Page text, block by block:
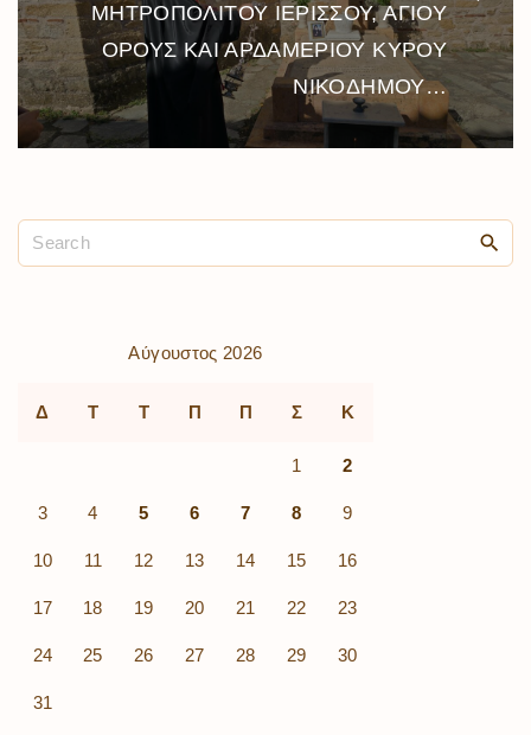
ΜΗΤΡΟΠΟΛΙΤΟΥ ΙΕΡΙΣΣΟΥ, ΑΓΙΟΥ
ΟΡΟΥΣ ΚΑΙ ΑΡΔΑΜΕΡΙΟΥ ΚΥΡΟΥ
ΝΙΚΟΔΗΜΟΥ…
Αύγουστος 2026
Δ Τ Τ Π Π Σ Κ
1 2
3 4 5 6 7 8 9
10 11 12 13 14 15 16
17 18 19 20 21 22 23
24 25 26 27 28 29 30
31